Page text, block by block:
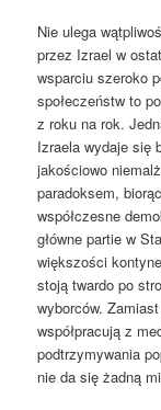
Nie ulega
przez Izrael w
wsparciu szeroko
społeczeństw to
z roku na rok.
Izraela wydaje się
jakościowo
paradoksem,
współczesne
główne partie w
większości
stoją twardo po
wyborców.
współpracują z
podtrzymywania
nie da się żadną